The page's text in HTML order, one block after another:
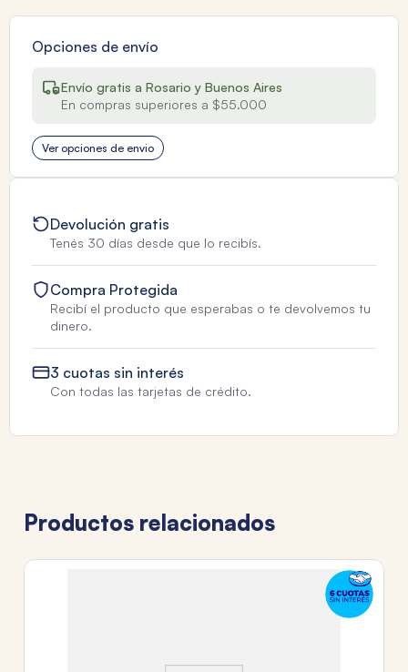
Opciones de envío
Envío gratis a Rosario y Buenos Aires
En compras superiores a $55.000
Ver opciones de envio
Devolución gratis
Tenés 30 días desde que lo recibís.
Compra Protegida
Recibí el producto que esperabas o te devolvemos tu
dinero.
3 cuotas sin interés
Con todas las tarjetas de crédito.
Productos relacionados